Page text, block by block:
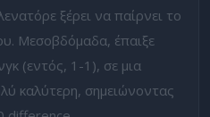
ξέρει να παίρνει το
Μεσοβδόμαδα, έπαιξε
(εντός, 1-1), σε μια
καλύτερη, σημειώνοντας